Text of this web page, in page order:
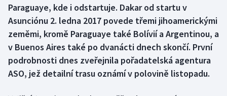
Box
Curling
Dostihy
Florbal
Paraguaye, kde i odstartuje. Dakar od startu v
Asunciónu 2. ledna 2017 povede třemi jihoamerickými
zeměmi, kromě Paraguaye také Bolívií a Argentinou, a
v Buenos Aires také po dvanácti dnech skončí. První
podrobnosti dnes zveřejnila pořadatelská agentura
ASO, jež detailní trasu oznámí v polovině listopadu.